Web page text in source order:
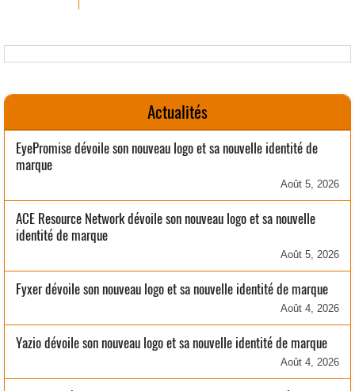
Actualités
EyePromise dévoile son nouveau logo et sa nouvelle identité de
marque
Août 5, 2026
ACE Resource Network dévoile son nouveau logo et sa nouvelle
identité de marque
Août 5, 2026
Fyxer dévoile son nouveau logo et sa nouvelle identité de marque
Août 4, 2026
Yazio dévoile son nouveau logo et sa nouvelle identité de marque
Août 4, 2026